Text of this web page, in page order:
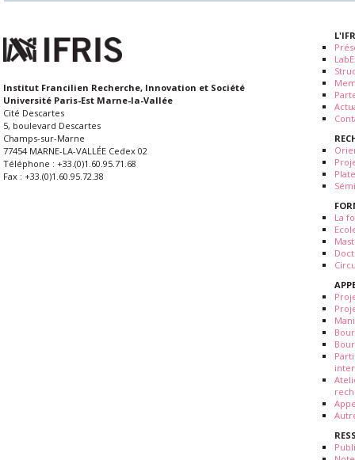
Institut Francilien Recherche, Innovation et Société
Université Paris-Est Marne-la-Vallée
Cité Descartes
5, boulevard Descartes
Champs-sur-Marne
77454 MARNE-LA-VALLÉE Cedex 02
Téléphone : +33.(0)1.60.95.71.68
Fax : +33.(0)1.60.95.72.38
La